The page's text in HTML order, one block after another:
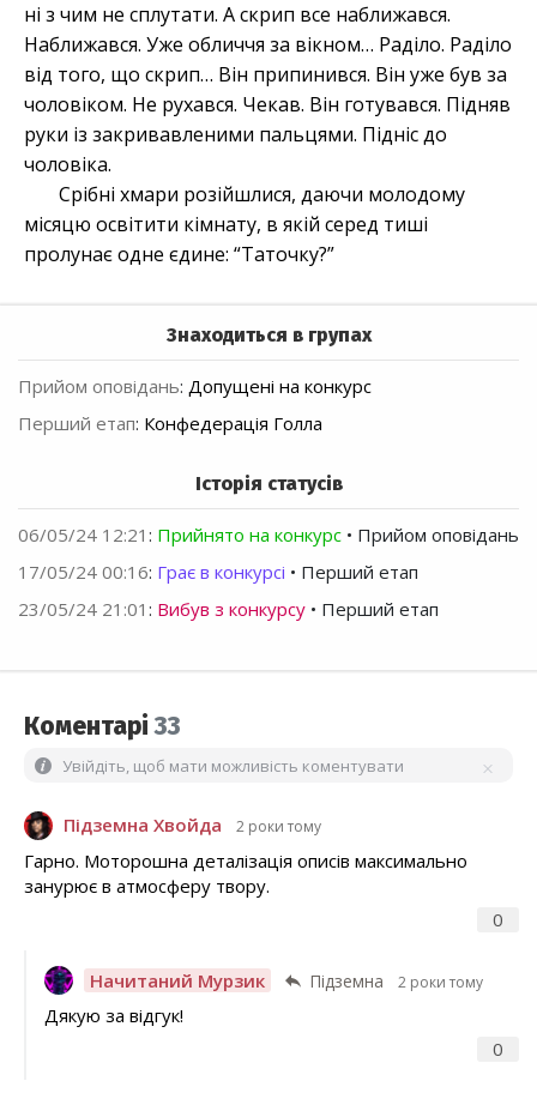
ні з чим не сплутати. А скрип все наближався.
Наближався. Уже обличчя за вікном… Раділо. Раділо
від того, що скрип… Він припинився. Він уже був за
чоловіком. Не рухався. Чекав. Він готувався. Підняв
руки із закривавленими пальцями. Підніс до
чоловіка.
Срібні хмари розійшлися, даючи молодому
місяцю освітити кімнату, в якій серед тиші
пролунає одне єдине: “Таточку?”
Знаходиться в групах
Прийом оповідань: Допущені на конкурс
Перший етап: Конфедерація Голла
Історія статусів
06/05/24 12:21 : Прийнято на конкурс • Прийом оповідань
17/05/24 00:16: Грає в конкурсі • Перший етап
23/05/24 21:01 : Вибув з конкурсу • Перший етап
Коментарі33
Увійдіть, щоб мати можливість коментувати
Підземна Хвойда 2 роки тому
0
Гарно. Моторошна деталізація описів максимально
занурює в атмосферу твору.
Начитаний Мурзик Підземна 2 роки тому
0
Дякую за відгук!